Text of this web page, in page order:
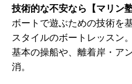
技術的な不安なら【マリン塾
ボートで遊ぶための技術を
スタイルのボートレッスン。
基本の操船や、離着岸・ア
消。